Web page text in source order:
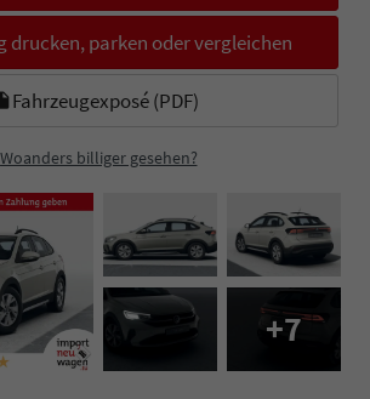
drucken, parken oder vergleichen
Fahrzeugexposé (PDF)
Woanders billiger gesehen?
+7